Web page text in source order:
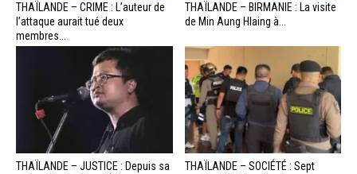
THAÏLANDE – CRIME : L’auteur de
l’attaque aurait tué deux
membres...
THAÏLANDE – BIRMANIE : La visite
de Min Aung Hlaing à...
THAÏLANDE – JUSTICE : Depuis sa
THAÏLANDE – SOCIÉTÉ : Sept